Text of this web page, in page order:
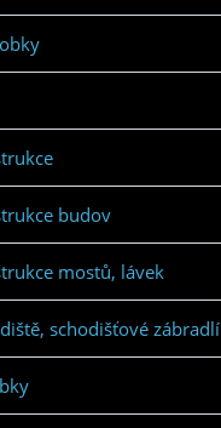
budov
mostů, lávek
schodišťové zábradlí